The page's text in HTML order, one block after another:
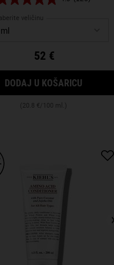
veličinu
52 €
DODAJ U KOŠARICU
(20.8 €/100 ml.)